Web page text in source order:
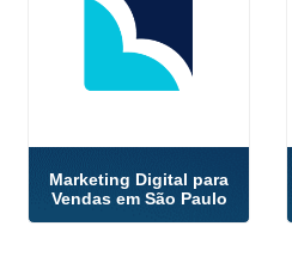
Marketing Digital para
Vendas em São Paulo